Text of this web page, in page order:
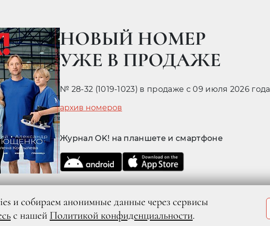
НОВЫЙ НОМЕР
УЖЕ В ПРОДАЖЕ
№ 28-32 (1019-1023) в продаже с 09 июля 2026 года
архив номеров
Журнал OK! на планшете и смартфоне
и собираем анонимные данные через сервисы
с нашей Политикой конфиденциальности.